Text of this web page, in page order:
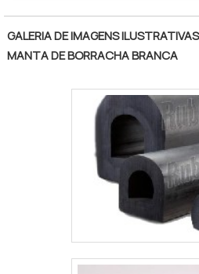
GALERIA DE IMAGENS
MANTA DE BORRACHA BRANCA